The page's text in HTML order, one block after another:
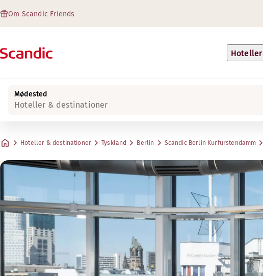
Om Scandic Friends
Hoteller
Mødested
Hoteller & destinationer
Hoteller & destinationer Tyskland Berlin Scandic Berlin Kurfürstendamm